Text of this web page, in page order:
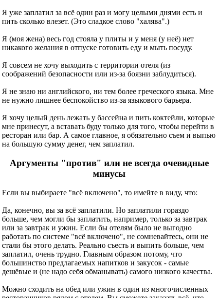
Я уже заплатил за всё один раз и могу целыми днями есть и
пить сколько влезет. (Это сладкое слово "халява".)
Я (моя жена) весь год стояла у плиты и у меня (у неё) нет
никакого желания в отпуске готовить еду и мыть посуду.
Я совсем не хочу выходить с территории отеля (из
соображений безопасности или из-за боязни заблудиться).
Я не знаю ни английского, ни тем более греческого языка. Мне
не нужно лишнее беспокойство из-за языкового барьера.
Я хочу целый день лежать у бассейна и пить коктейли, которые
мне принесут, а вставать буду только для того, чтобы перейти в
ресторан или бар. А самое главное, я обязательно съем и выпью
на большую сумму денег, чем заплатил.
Аргументы "против" или не всегда очевидные
минусы
Если вы выбираете "всё включено", то имейте в виду, что:
Да, конечно, вы за всё заплатили. Но заплатили гораздо
больше, чем могли бы заплатить, например, только за завтрак
или за завтрак и ужин. Если бы отелям было не выгодно
работать по системе "всё включено", не сомневайтесь, они не
стали бы этого делать. Реально съесть и выпить больше, чем
заплатил, очень трудно. Главным образом потому, что
большинство предлагаемых напитков и закусок - самые
дешёвые и (не надо себя обманывать) самого низкого качества.
Можно сходить на обед или ужин в один из многочисленных